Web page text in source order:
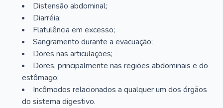
Distensão abdominal;
Diarréia;
Flatulência em excesso;
Sangramento durante a evacuação;
Dores nas articulações;
Dores, principalmente nas regiões abdominais e do
estômago;
Incômodos relacionados a qualquer um dos órgãos
do sistema digestivo.